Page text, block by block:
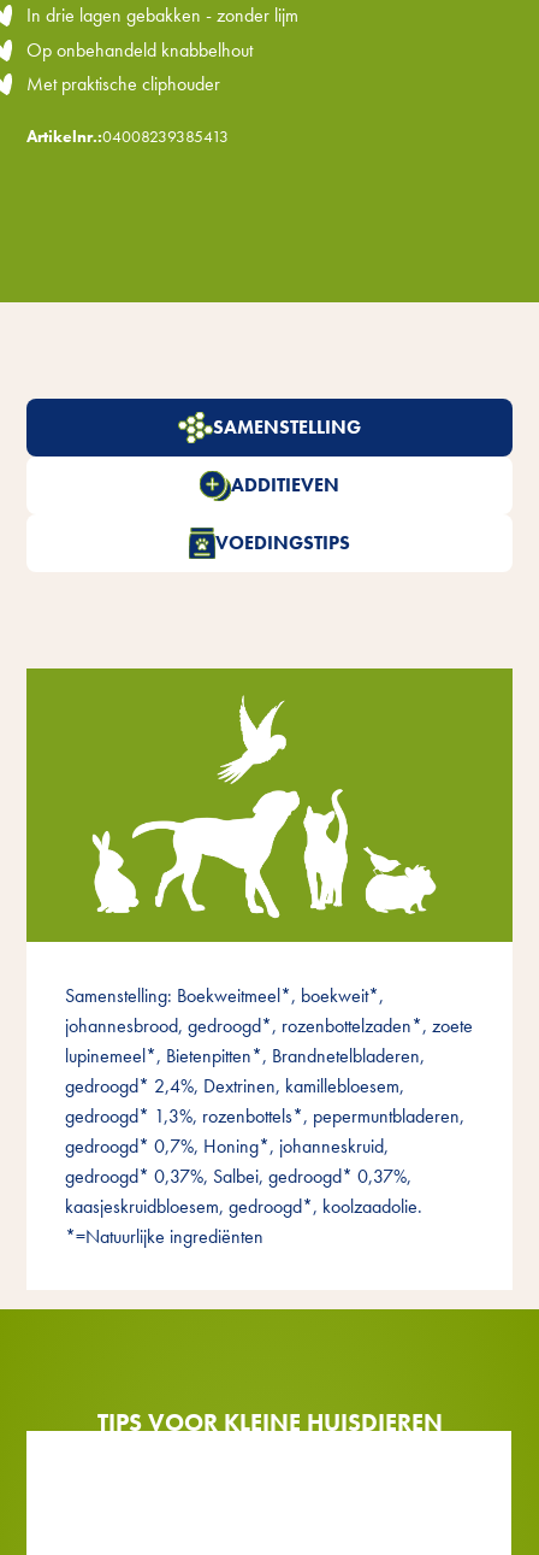
In drie lagen gebakken - zonder lijm
Op onbehandeld knabbelhout
Met praktische cliphouder
Artikelnr.:04008239385413
SAMENSTELLING
ADDITIEVEN
VOEDINGSTIPS
Samenstelling: Boekweitmeel*, boekweit*,
johannesbrood, gedroogd*, rozenbottelzaden*, zoete
lupinemeel*, Bietenpitten*, Brandnetelbladeren,
gedroogd* 2,4%, Dextrinen, kamillebloesem,
gedroogd* 1,3%, rozenbottels*, pepermuntbladeren,
gedroogd* 0,7%, Honing*, johanneskruid,
gedroogd* 0,37%, Salbei, gedroogd* 0,37%,
kaasjeskruidbloesem, gedroogd*, koolzaadolie.
*=Natuurlijke ingrediënten
TIPS VOOR KLEINE HUISDIEREN